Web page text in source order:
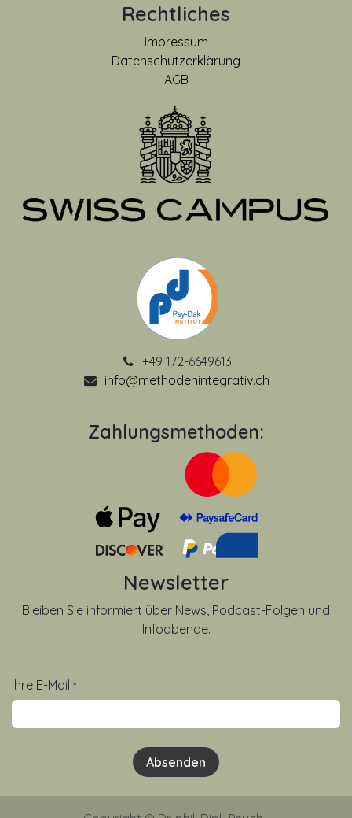
Rechtliches
Impressum
Datenschutzerklärung
AGB
+49 172-6649613
info@methodenintegrativ.ch
Zahlungsmethoden:
Newsletter
Bleiben Sie informiert über News, Podcast-Folgen und
Infoabende.
Ihre E-Mail *
Absenden